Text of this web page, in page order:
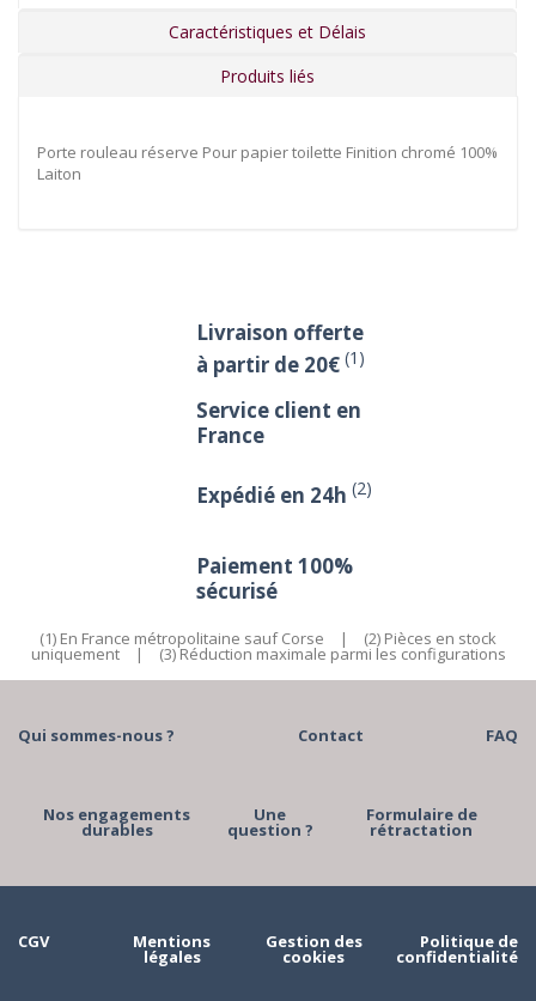
Caractéristiques et Délais
Produits liés
Porte rouleau réserve Pour papier toilette Finition chromé 100%
Laiton
Livraison offerte
à partir de 20€ (1)
Service client en
France
Expédié en 24h (2)
Paiement 100%
sécurisé
(1) En France métropolitaine sauf Corse | (2) Pièces en stock
uniquement | (3) Réduction maximale parmi les configurations
Qui sommes-nous ? Contact FAQ
Nos engagements
durables
Une
question ?
Formulaire de
rétractation
CGV Mentions
légales
Gestion des
cookies
Politique de
confidentialité